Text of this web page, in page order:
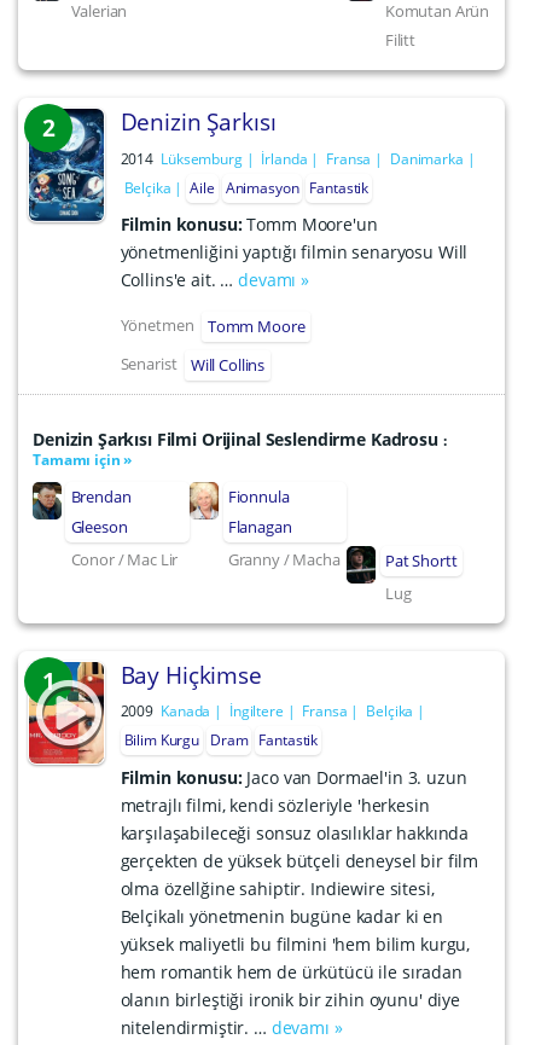
Valerian
Komutan Arün
Filitt
2 Denizin Şarkısı
2014 Lüksemburg İrlanda Fransa
Danimarka
Belçika
Aile Animasyon Fantastik
Filmin konusu:Tomm Moore'un
yönetmenliğini yaptığı filmin senaryosu Will
Collins'e ait. …devamı »
Yönetmen
Tomm Moore
Senarist
Will Collins
Denizin Şarkısı Filmi Orijinal Seslendirme Kadrosu :
Tamamı için »
Brendan
Gleeson
Conor / Mac Lir
Fionnula
Flanagan
Granny / Macha
Pat Shortt
Lug
1 Bay Hiçkimse
2009 Kanada İngiltere Fransa
Belçika
Bilim Kurgu Dram Fantastik
Filmin konusu: Jaco van Dormael'in 3. uzun
metrajlı filmi, kendi sözleriyle 'herkesin
karşılaşabileceği sonsuz olasılıklar hakkında
gerçekten de yüksek bütçeli deneysel bir film
olma özellğine sahiptir. Indiewire sitesi,
Belçikalı yönetmenin bugüne kadar ki en
yüksek maliyetli bu filmini 'hem bilim kurgu,
hem romantik hem de ürkütücü ile sıradan
olanın birleştiği ironik bir zihin oyunu' diye
nitelendirmiştir. … devamı »